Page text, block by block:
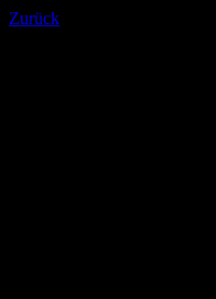
Zurück